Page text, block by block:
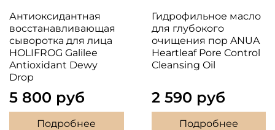
Антиоксидантная
восстанавливающая
сыворотка для лица
HOLIFROG Galilee
Antioxidant Dewy
Drop
5 800 руб
Подробнее
Гидрофильное масло
для глубокого
очищения пор ANUA
Heartleaf Pore Control
Cleansing Oil
2 590 руб
Подробнее